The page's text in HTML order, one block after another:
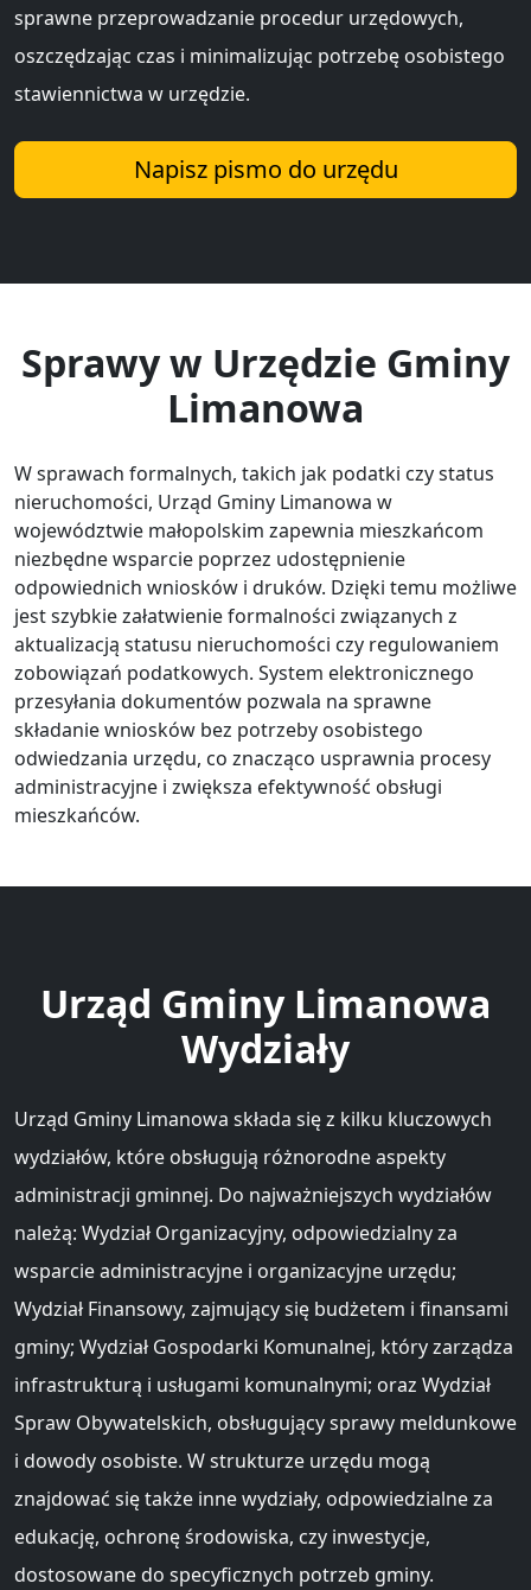
sprawne przeprowadzanie procedur urzędowych,
oszczędzając czas i minimalizując potrzebę osobistego
stawiennictwa w urzędzie.
Napisz pismo do urzędu
Sprawy w Urzędzie Gminy
Limanowa
W sprawach formalnych, takich jak podatki czy status
nieruchomości, Urząd Gminy Limanowa w
województwie małopolskim zapewnia mieszkańcom
niezbędne wsparcie poprzez udostępnienie
odpowiednich wniosków i druków. Dzięki temu możliwe
jest szybkie załatwienie formalności związanych z
aktualizacją statusu nieruchomości czy regulowaniem
zobowiązań podatkowych. System elektronicznego
przesyłania dokumentów pozwala na sprawne
składanie wniosków bez potrzeby osobistego
odwiedzania urzędu, co znacząco usprawnia procesy
administracyjne i zwiększa efektywność obsługi
mieszkańców.
Urząd Gminy Limanowa
Wydziały
Urząd Gminy Limanowa składa się z kilku kluczowych
wydziałów, które obsługują różnorodne aspekty
administracji gminnej. Do najważniejszych wydziałów
należą: Wydział Organizacyjny, odpowiedzialny za
wsparcie administracyjne i organizacyjne urzędu;
Wydział Finansowy, zajmujący się budżetem i finansami
gminy; Wydział Gospodarki Komunalnej, który zarządza
infrastrukturą i usługami komunalnymi; oraz Wydział
Spraw Obywatelskich, obsługujący sprawy meldunkowe
i dowody osobiste. W strukturze urzędu mogą
znajdować się także inne wydziały, odpowiedzialne za
edukację, ochronę środowiska, czy inwestycje,
dostosowane do specyficznych potrzeb gminy.